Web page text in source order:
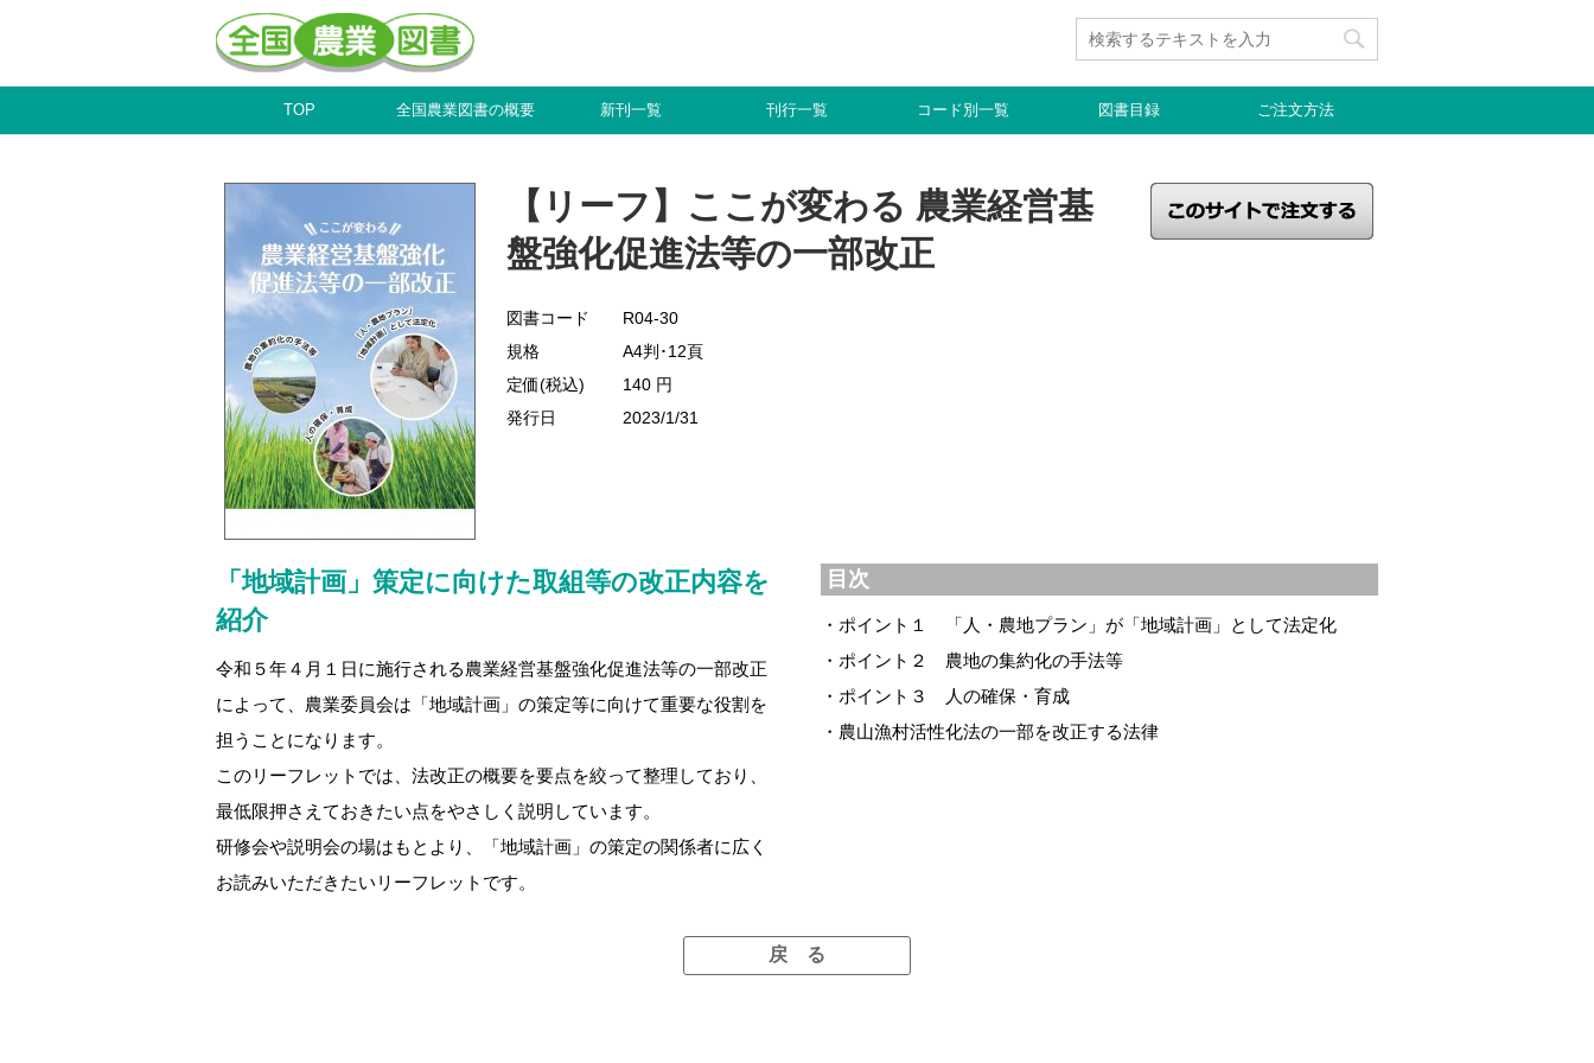
TOP 全国農業図書の概要 新刊一覧 刊行一覧 コード別一覧 図書目録 ご注文方法
【リーフ】ここが変わる 農業経営基
盤強化促進法等の一部改正
図書コード
R04-30
規格
A4判･12頁
定価(税込)
140 円
発行日
2023/1/31
「地域計画」策定に向けた取組等の改正内容を
紹介
令和５年４月１日に施行される農業経営基盤強化促進法等の一部改正
によって、農業委員会は「地域計画」の策定等に向けて重要な役割を
担うことになります。
このリーフレットでは、法改正の概要を要点を絞って整理しており、
最低限押さえておきたい点をやさしく説明しています。
研修会や説明会の場はもとより、「地域計画」の策定の関係者に広く
お読みいただきたいリーフレットです。
目次
・ポイント１ 「人・農地プラン」が「地域計画」として法定化
・ポイント２ 農地の集約化の手法等
・ポイント３ 人の確保・育成
・農山漁村活性化法の一部を改正する法律